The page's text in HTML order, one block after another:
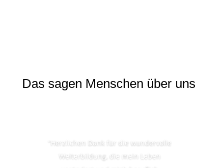
Das sagen Menschen über uns
“Herzlichen Dank für die wundervolle
Weiterbildung, die mein Leben